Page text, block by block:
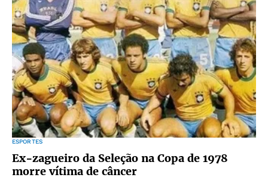
ESPORTES
Ex-zagueiro da Seleção na Copa de 1978
morre vítima de câncer